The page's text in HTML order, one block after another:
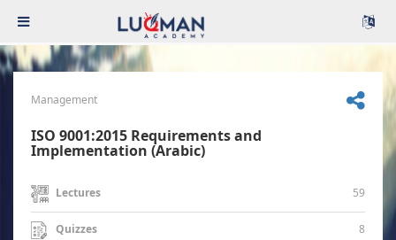
Management
ISO 9001:2015 Requirements and
Implementation (Arabic)
Lectures 59
Quizzes 8